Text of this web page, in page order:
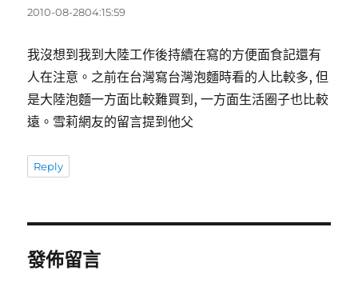
2010-08-2804:15:59
我沒想到我到大陸工作後持續在寫的方便面食記還有
人在注意。之前在台灣寫台灣泡麵時看的人比較多, 但
是大陸泡麵一方面比較難買到, 一方面生活圈子也比較
遠。雪莉網友的留言提到他父
Reply
發佈留言